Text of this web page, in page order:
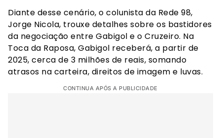
Diante desse cenário, o colunista da Rede 98,
Jorge Nicola, trouxe detalhes sobre os bastidores
da negociação entre Gabigol e o Cruzeiro. Na
Toca da Raposa, Gabigol receberá, a partir de
2025, cerca de 3 milhões de reais, somando
atrasos na carteira, direitos de imagem e luvas.
CONTINUA APÓS A PUBLICIDADE